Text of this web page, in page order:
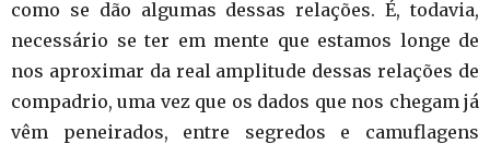
como se dão algumas dessas relações. É, todavia,
necessário se ter em mente que estamos longe de
nos aproximar da real amplitude dessas relações de
compadrio, uma vez que os dados que nos chegam já
vêm peneirados, entre segredos e camuflagens